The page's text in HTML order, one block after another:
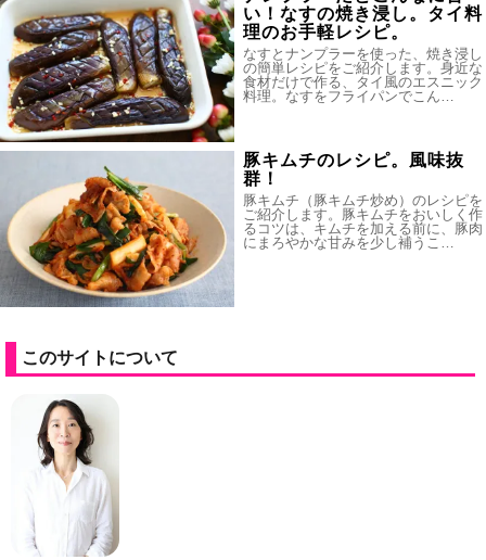
い！なすの焼き浸し。タイ料
理のお手軽レシピ。
なすとナンプラーを使った、焼き浸し
の簡単レシピをご紹介します。身近な
食材だけで作る、タイ風のエスニック
料理。なすをフライパンでこん…
豚キムチのレシピ。風味抜
群！
豚キムチ（豚キムチ炒め）のレシピを
ご紹介します。豚キムチをおいしく作
るコツは、キムチを加える前に、豚肉
にまろやかな甘みを少し補うこ…
このサイトについて